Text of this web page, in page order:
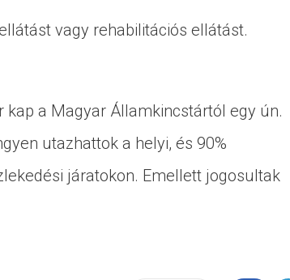
vagy rehabilitációs ellátást.
a Magyar Államkincstártól egy ún.
utazhattok a helyi, és 90%
járatokon. Emellett jogosultak